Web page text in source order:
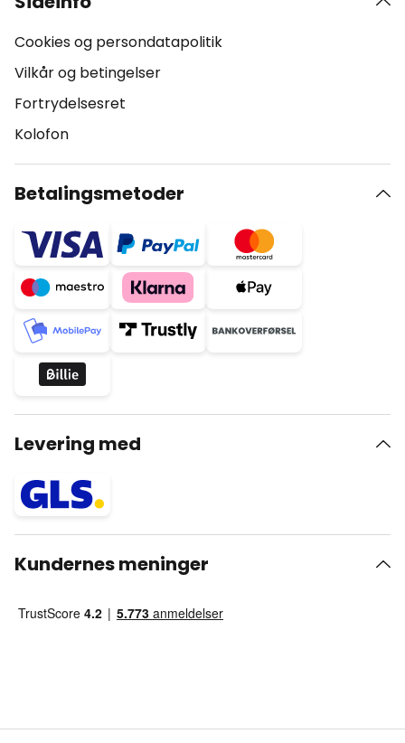
Cookies og persondatapolitik
Vilkår og betingelser
Fortrydelsesret
Kolofon
Betalingsmetoder
Levering med
Kundernes meninger